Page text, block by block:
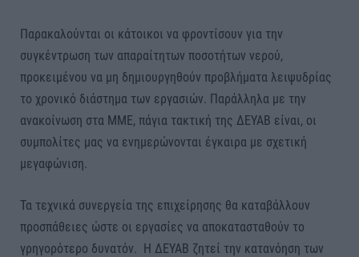
Παρακαλούνται οι κάτοικοι να φροντίσουν για την
συγκέντρωση των απαραίτητων ποσοτήτων νερού,
προκειμένου να μη δημιουργηθούν προβλήματα λειψυδρίας
το χρονικό διάστημα των εργασιών. Παράλληλα με την
ανακοίνωση στα ΜΜΕ, πάγια τακτική της ΔΕΥΑΒ είναι, οι
συμπολίτες μας να ενημερώνονται έγκαιρα με σχετική
μεγαφώνιση.
Τα τεχνικά συνεργεία της επιχείρησης θα καταβάλλουν
προσπάθειες ώστε οι εργασίες να αποκατασταθούν το
γρηγορότερο δυνατόν. Η ΔΕΥΑΒ ζητεί την κατανόηση των